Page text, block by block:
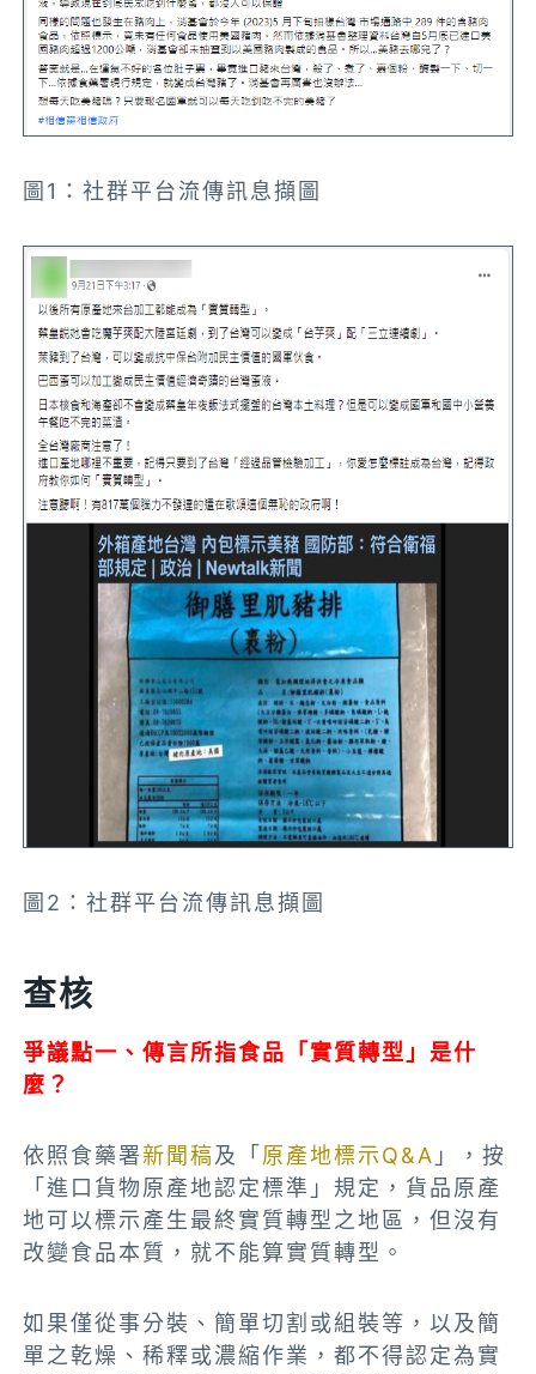
圖1：社群平台流傳訊息擷圖
圖2：社群平台流傳訊息擷圖
查核
爭議點一、傳言所指食品「實質轉型 」是什
麼？
依照食藥署新聞稿及「 原產地標示Q&A 」，按
「進口貨物原產地認定標準」規定，貨品原產
地可以標示產生最終實質轉型之地區，但沒有
改變食品本質，就不能算實質轉型。
如果僅從事分裝、簡單切割或組裝等，以及簡
單之乾燥、稀釋或濃縮作業，都不得認定為實